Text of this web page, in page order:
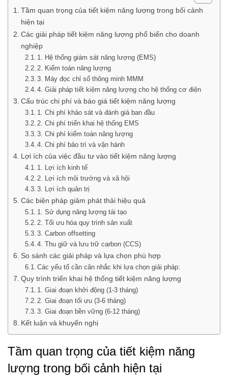
Tầm quan trọng của tiết kiệm năng lượng trong bối cảnh
hiện tại
Các giải pháp tiết kiệm năng lượng phổ biến cho doanh
nghiệp
1. Hệ thống giám sát năng lượng (EMS)
2. Kiểm toán năng lượng
3. Máy đọc chỉ số thông minh MMM
4. Giải pháp tiết kiệm năng lượng cho hệ thống cơ điện
Cấu trúc chi phí và báo giá tiết kiệm năng lượng
1. Chi phí khảo sát và đánh giá ban đầu
2. Chi phí triển khai hệ thống EMS
3. Chi phí kiểm toán năng lượng
4. Chi phí bảo trì và vận hành
Lợi ích của việc đầu tư vào tiết kiệm năng lượng
1. Lợi ích kinh tế
2. Lợi ích môi trường và xã hội
3. Lợi ích quản trị
Các biện pháp giảm phát thải hiệu quả
1. Sử dụng năng lượng tái tạo
2. Tối ưu hóa quy trình sản xuất
3. Carbon offsetting
4. Thu giữ và lưu trữ carbon (CCS)
So sánh các giải pháp và lựa chọn phù hợp
Các yếu tố cần cân nhắc khi lựa chọn giải pháp:
Quy trình triển khai hệ thống tiết kiệm năng lượng
1. Giai đoạn khởi động (1-3 tháng)
2. Giai đoạn tối ưu (3-6 tháng)
3. Giai đoạn bền vững (6-12 tháng)
Kết luận và khuyến nghị
Tầm quan trọng của tiết kiệm năng
lượng trong bối cảnh hiện tại